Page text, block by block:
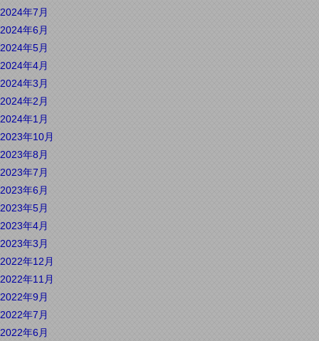
2024年7月
2024年6月
2024年5月
2024年4月
2024年3月
2024年2月
2024年1月
2023年10月
2023年8月
2023年7月
2023年6月
2023年5月
2023年4月
2023年3月
2022年12月
2022年11月
2022年9月
2022年7月
2022年6月